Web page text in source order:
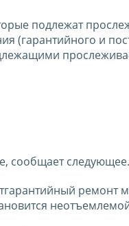
подлежат
(гарантийного и
сообщает следующее.
ремонт